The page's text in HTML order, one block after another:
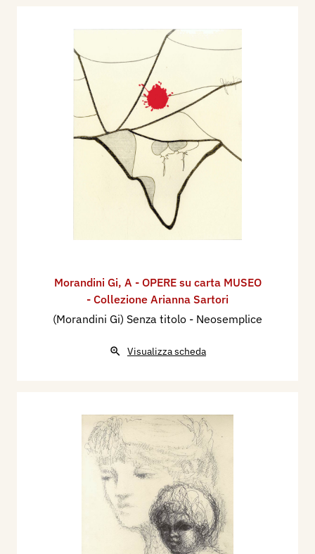
Morandini Gi, A - OPERE su carta MUSEO
- Collezione Arianna Sartori
(Morandini Gi) Senza titolo - Neosemplice
Visualizza scheda